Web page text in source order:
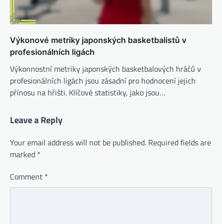
Výkonové metriky japonských basketbalistů v
profesionálních ligách
Výkonnostní metriky japonských basketbalových hráčů v
profesionálních ligách jsou zásadní pro hodnocení jejich
přínosu na hřišti. Klíčové statistiky, jako jsou…
Leave a Reply
Your email address will not be published. Required fields are
marked *
Comment *